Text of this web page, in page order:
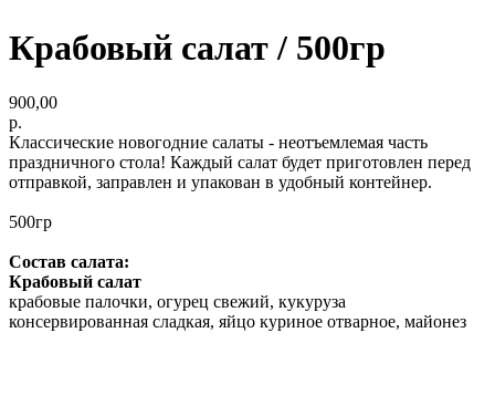
Крабовый салат / 500гр
900,00
р.
Классические новогодние салаты - неотъемлемая часть
праздничного стола! Каждый салат будет приготовлен перед
отправкой, заправлен и упакован в удобный контейнер.
500гр
Состав салата:
Крабовый салат
крабовые палочки, огурец свежий, кукуруза
консервированная сладкая, яйцо куриное отварное, майонез